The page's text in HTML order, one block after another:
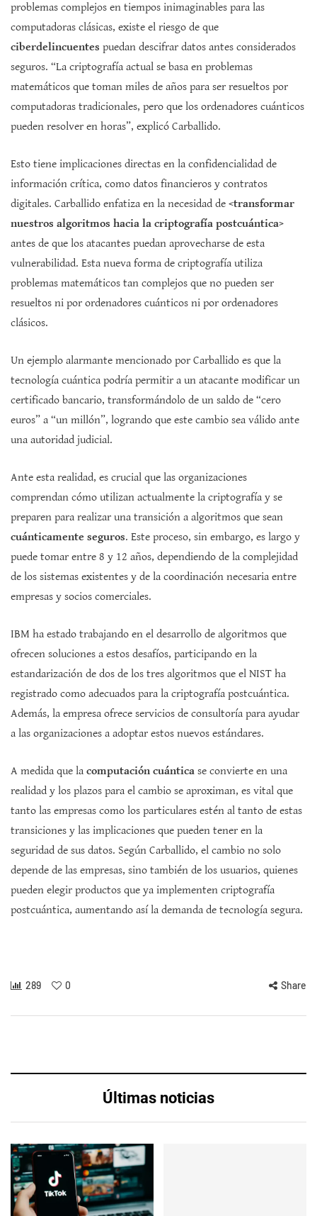
problemas complejos en tiempos inimaginables para las
computadoras clásicas, existe el riesgo de que
ciberdelincuentes puedan descifrar datos antes considerados
seguros. “La criptografía actual se basa en problemas
matemáticos que toman miles de años para ser resueltos por
computadoras tradicionales, pero que los ordenadores cuánticos
pueden resolver en horas”, explicó Carballido.
Esto tiene implicaciones directas en la confidencialidad de
información crítica, como datos financieros y contratos
digitales. Carballido enfatiza en la necesidad de <transformar
nuestros algoritmos hacia la criptografía postcuántica>
antes de que los atacantes puedan aprovecharse de esta
vulnerabilidad. Esta nueva forma de criptografía utiliza
problemas matemáticos tan complejos que no pueden ser
resueltos ni por ordenadores cuánticos ni por ordenadores
clásicos.
Un ejemplo alarmante mencionado por Carballido es que la
tecnología cuántica podría permitir a un atacante modificar un
certificado bancario, transformándolo de un saldo de “cero
euros” a “un millón”, logrando que este cambio sea válido ante
una autoridad judicial.
Ante esta realidad, es crucial que las organizaciones
comprendan cómo utilizan actualmente la criptografía y se
preparen para realizar una transición a algoritmos que sean
cuánticamente seguros. Este proceso, sin embargo, es largo y
puede tomar entre 8 y 12 años, dependiendo de la complejidad
de los sistemas existentes y de la coordinación necesaria entre
empresas y socios comerciales.
IBM ha estado trabajando en el desarrollo de algoritmos que
ofrecen soluciones a estos desafíos, participando en la
estandarización de dos de los tres algoritmos que el NIST ha
registrado como adecuados para la criptografía postcuántica.
Además, la empresa ofrece servicios de consultoría para ayudar
a las organizaciones a adoptar estos nuevos estándares.
A medida que la computación cuántica se convierte en una
realidad y los plazos para el cambio se aproximan, es vital que
tanto las empresas como los particulares estén al tanto de estas
transiciones y las implicaciones que pueden tener en la
seguridad de sus datos. Según Carballido, el cambio no solo
depende de las empresas, sino también de los usuarios, quienes
pueden elegir productos que ya implementen criptografía
postcuántica, aumentando así la demanda de tecnología segura.
289 0 Share
Últimas noticias